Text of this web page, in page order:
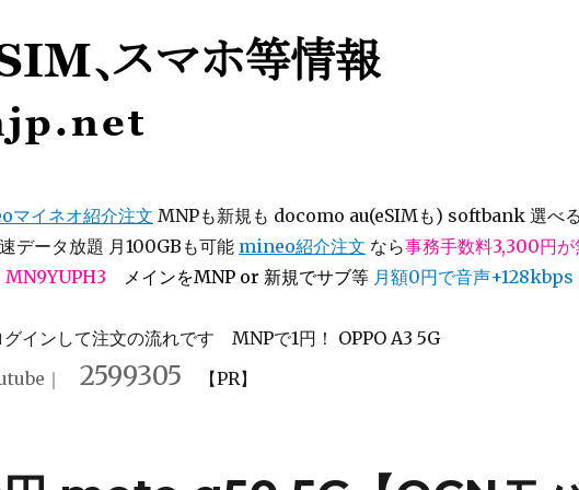
マイネオ紹介注文 MNPも新規も docomo au(eSIMも) softbank 選べる
データ放題 月100GBも可能 mineo紹介注文 なら事務手数料3,300円が
MN9YUPH3 メインをMNP or 新規でサブ等 月額0円で音声+128kbps
インして注文の流れです MNPで1円！ OPPO A3 5G
｜ 2599305 【PR】